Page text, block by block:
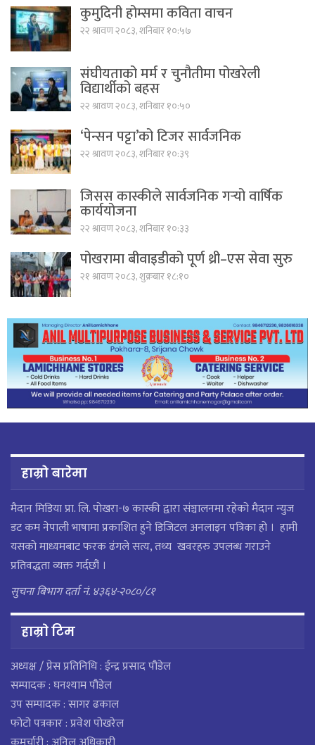
कुमुदिनी होम्समा कविता वाचन
२२ श्रावण २०८३, शनिबार १०:५७
संघीयताको मर्म र चुनौतीमा पोखरेली
विद्यार्थीको बहस
२२ श्रावण २०८३, शनिबार १०:५०
‘पेन्सन पट्टा’को टिजर सार्वजनिक
२२ श्रावण २०८३, शनिबार १०:३९
जिसस कास्कीले सार्वजनिक गर्‍यो वार्षिक
कार्ययोजना
२२ श्रावण २०८३, शनिबार १०:३३
पोखरामा बीवाइडीको पूर्ण थ्री–एस सेवा सुरु
२१ श्रावण २०८३, शुक्रबार १८:१०
हाम्रो बारेमा
मैदान मिडिया प्रा. लि. पाेखरा-७ कास्की द्वारा संञ्चालनमा रहेको मैदान न्युज
डट कम नेपाली भाषामा प्रकाशित हुने डिजिटल अनलाइन पत्रिका हो । हामी
यसको माध्यमबाट फरक ढंगले सत्य, तथ्य खवरहरु उपलब्ध गराउने
प्रतिवद्धता व्यक्त गर्दछौं ।
सुचना बिभाग दर्ता नं. ४३६४-२०८०/८१
हाम्राे टिम
अध्यक्ष / प्रेस प्रतिनिधि : ईन्द्र प्रसाद पौडेल
सम्पादक : घनश्याम पौडेल
उप सम्पादक : सागर ढकाल
फोटो पत्रकार : प्रवेश पोखरेल